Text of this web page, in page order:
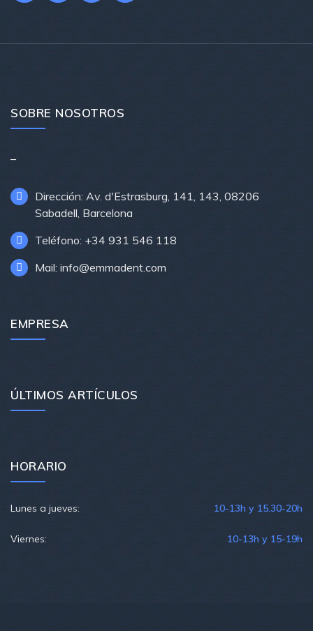
SOBRE NOSOTROS
–
Dirección: Av. d'Estrasburg, 141, 143, 08206
Sabadell, Barcelona
Teléfono: +34 931 546 118
Mail: info@emmadent.com
EMPRESA
ÚLTIMOS ARTÍCULOS
HORARIO
Lunes a jueves: 10-13h y 15.30-20h
Viernes: 10-13h y 15-19h